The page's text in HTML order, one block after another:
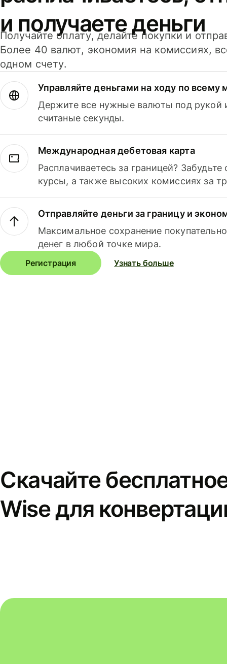
и получаете деньги
Получайте оплату, делайте покупки и
Более 40 валют, экономия на комиссиях,
одном счету.
Управляйте деньгами на ходу по всему
Держите все нужные валюты под рукой
считаные секунды.
Международная дебетовая карта
Расплачиваетесь за границей?
курсы, а также высоких комиссиях за
Отправляйте деньги за границу и
Максимальное сохранение
денег в любой точке мира.
Регистрация Узнать больше
Скачайте
Wise для